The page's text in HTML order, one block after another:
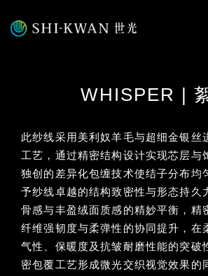
WHISPER |
此纱线采用美利奴羊毛与超细金银丝
工艺，通过精密结构设计实现芯层与
独创的差异化包缠技术使结子分布均
予纱线卓越的结构致密性与形态持久
骨感与丰盈绒面质感的精妙平衡，精
纤维强韧度与柔弹性的协同提升，在
气性、保暖度及抗皱耐磨性能的突破
密包覆工艺形成微光交织视觉效果的